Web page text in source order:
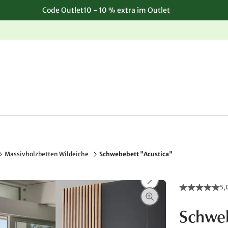
Code Outlet10 - 10 % extra im Outlet
Massivholzbetten Wildeiche Schwebebett "Acustica"